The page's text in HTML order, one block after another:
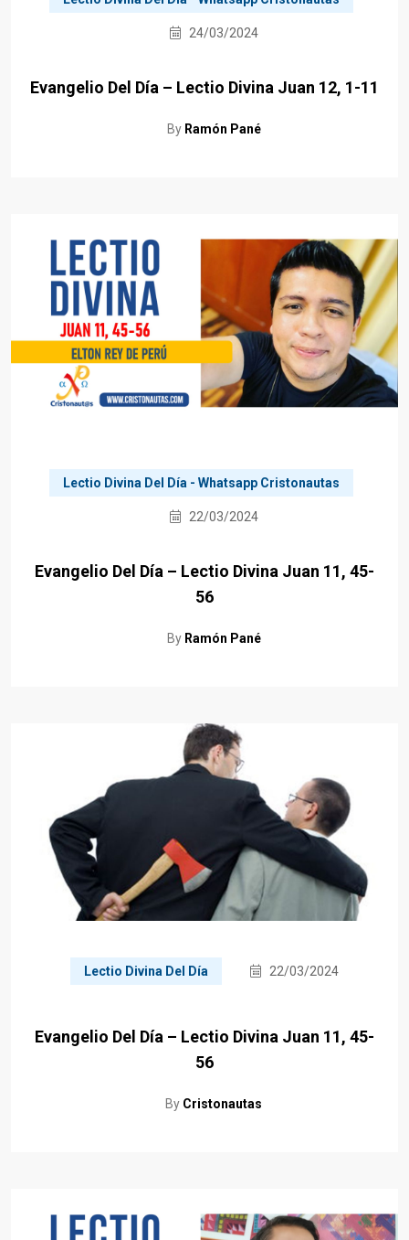
24/03/2024
Evangelio Del Día – Lectio Divina Juan 12, 1-11
By Ramón Pané
Lectio Divina Del Día - Whatsapp Cristonautas
22/03/2024
Evangelio Del Día – Lectio Divina Juan 11, 45-
56
By Ramón Pané
Lectio Divina Del Día 22/03/2024
Evangelio Del Día – Lectio Divina Juan 11, 45-
56
By Cristonautas